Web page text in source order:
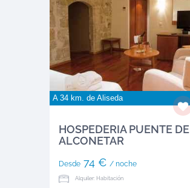
A 34 km. de Aliseda
HOSPEDERIA PUENTE DE
ALCONETAR
Desde74 € / noche
Alquiler: Habitación